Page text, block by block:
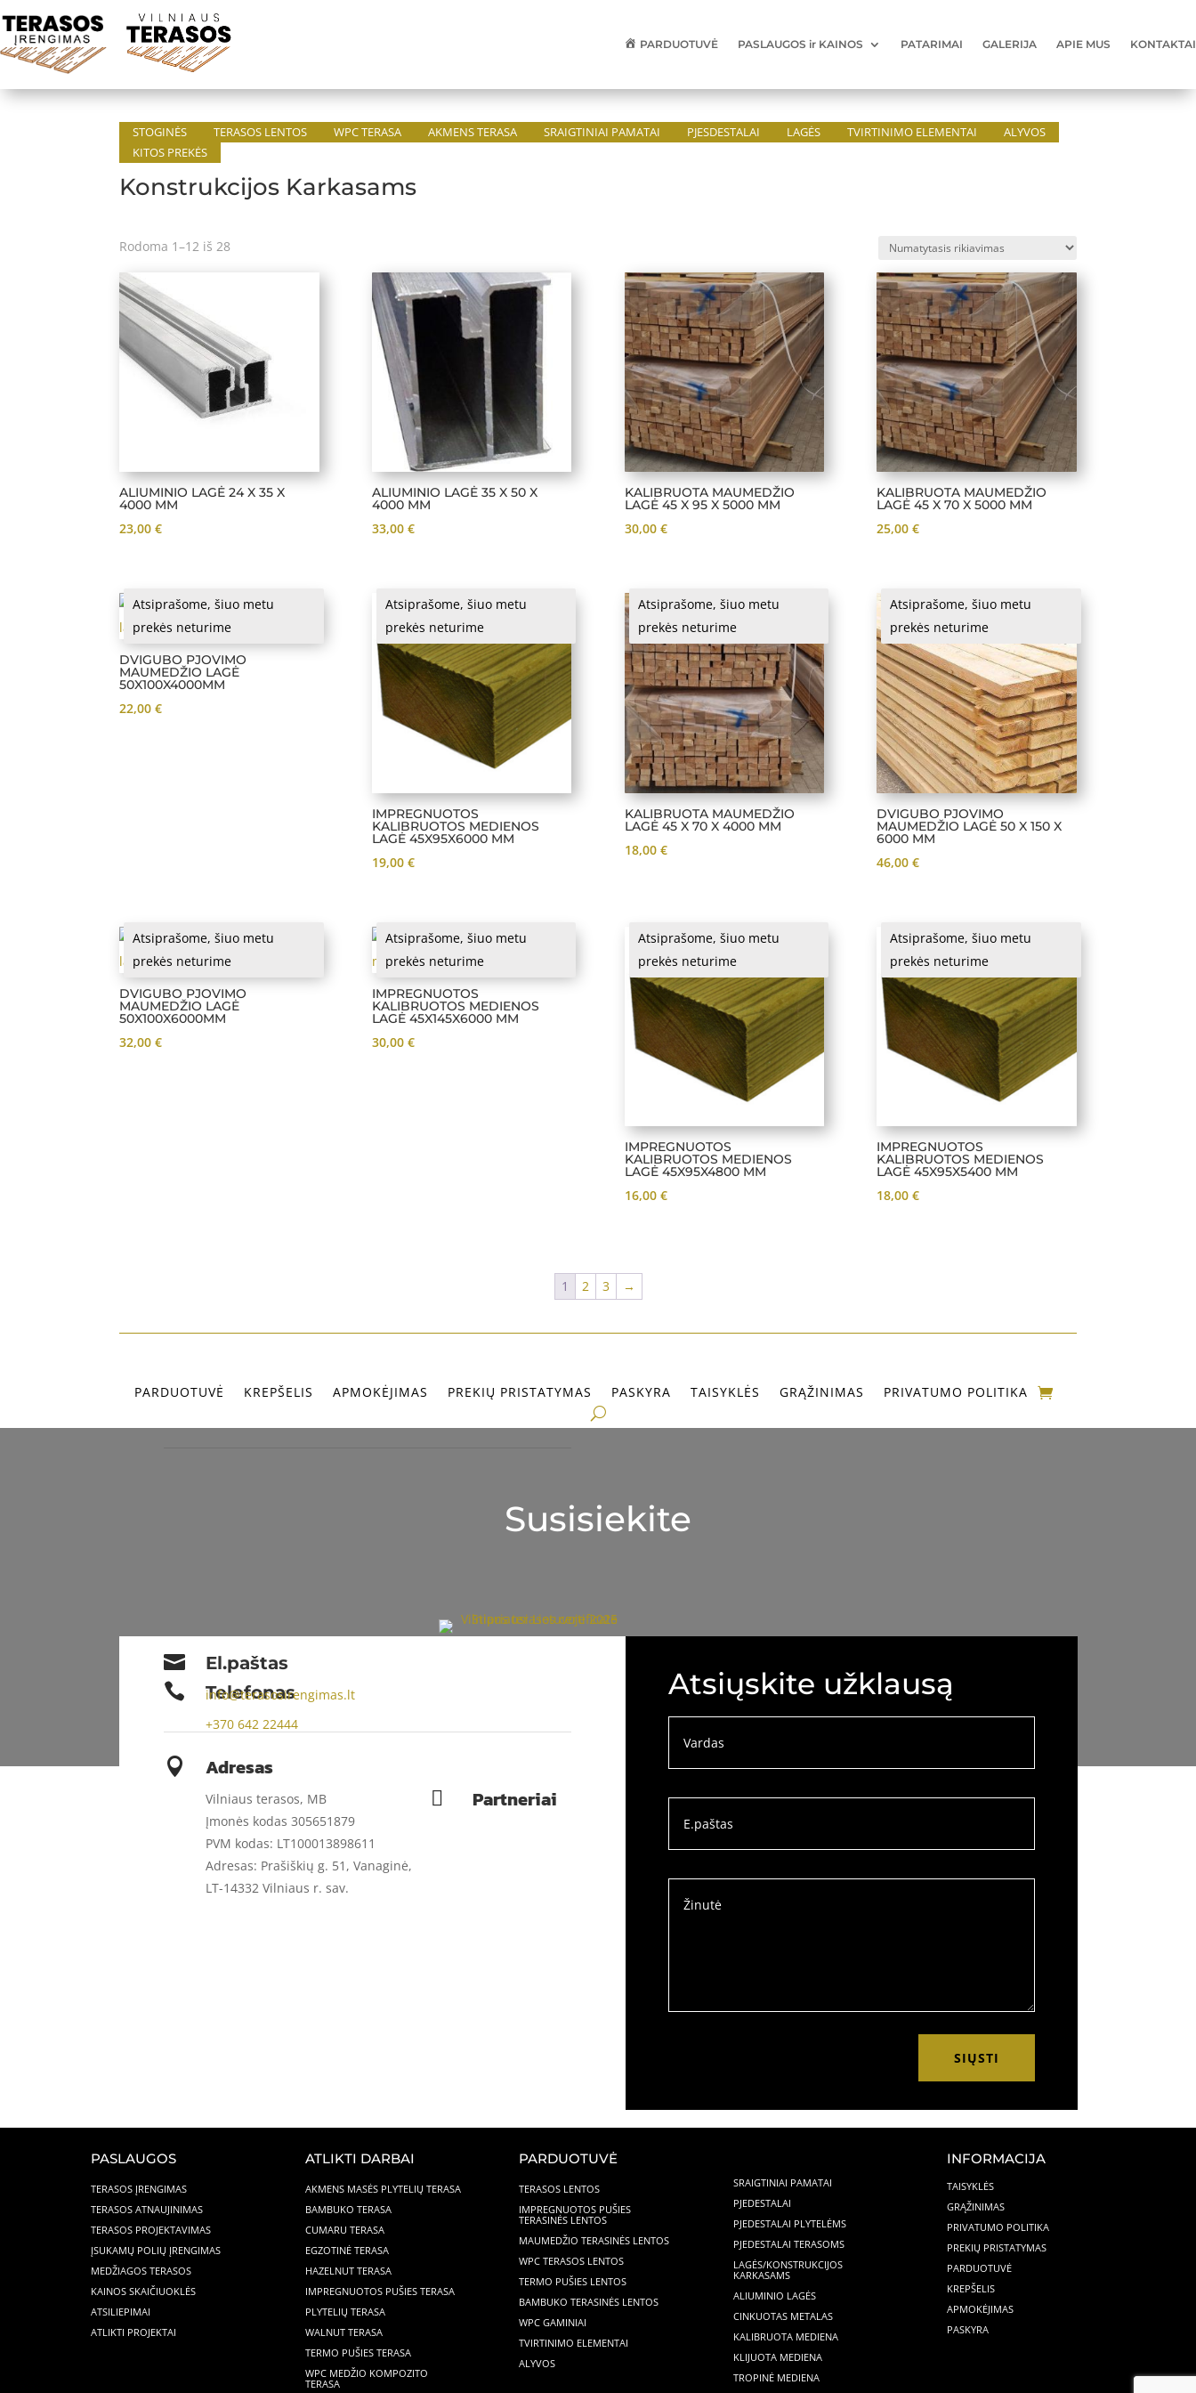
PARDUOTUVĖ PASLAUGOS ir KAINOS PATARIMAI GALERIJA APIE MUS KONTAKTAI
STOGINĖS TERASOS LENTOS WPC TERASA AKMENS TERASA SRAIGTINIAI PAMATAI PJESDESTALAI LAGĖS TVIRTINIMO ELEMENTAI
ALYVOS
KITOS PREKĖS
Konstrukcijos Karkasams
Rodoma 1–12 iš 28
ALIUMINIO LAGĖ 24 X 35 X
4000 MM
23,00€
ALIUMINIO LAGĖ 35 X 50 X
4000 MM
33,00 €
KALIBRUOTA MAUMEDŽIO
LAGĖ 45 X 95 X 5000 MM
30,00 €
KALIBRUOTA MAUMEDŽIO
LAGĖ 45 X 70 X 5000 MM
25,00€
Atsiprašome, šiuo metu
prekės neturime
DVIGUBO PJOVIMO
MAUMEDŽIO LAGĖ
50X100X4000MM
22,00€
Atsiprašome, šiuo metu
prekės neturime
IMPREGNUOTOS
KALIBRUOTOS MEDIENOS
LAGĖ 45X95X6000 MM
19,00 €
Atsiprašome, šiuo metu
prekės neturime
KALIBRUOTA MAUMEDŽIO
LAGĖ 45 X 70 X 4000 MM
18,00 €
Atsiprašome, šiuo metu
prekės neturime
DVIGUBO PJOVIMO
MAUMEDŽIO LAGĖ 50 X 150 X
6000 MM
46,00€
Atsiprašome, šiuo metu
prekės neturime
DVIGUBO PJOVIMO
MAUMEDŽIO LAGĖ
50X100X6000MM
32,00€
Atsiprašome, šiuo metu
prekės neturime
IMPREGNUOTOS
KALIBRUOTOS MEDIENOS
LAGĖ 45X145X6000 MM
30,00 €
Atsiprašome, šiuo metu
prekės neturime
IMPREGNUOTOS
KALIBRUOTOS MEDIENOS
LAGĖ 45X95X4800 MM
16,00 €
Atsiprašome, šiuo metu
prekės neturime
IMPREGNUOTOS
KALIBRUOTOS MEDIENOS
LAGĖ 45X95X5400 MM
18,00€
1 2 3 →
PARDUOTUVĖ KREPŠELIS APMOKĖJIMAS PREKIŲ PRISTATYMAS PASKYRA TAISYKLĖS GRĄŽINIMAS PRIVATUMO POLITIKA
Susisiekite
 Telefonas
+370 642 22444
 El.paštas
info@terasosirengimas.lt
 Adresas
Vilniaus terasos, MB
Įmonės kodas 305651879
PVM kodas: LT100013898611
Adresas: Prašiškių g. 51, Vanaginė,
LT-14332 Vilniaus r. sav.
 Partneriai
Atsiųskite užklausą
SIŲSTI
PASLAUGOS
TERASOS ĮRENGIMAS
TERASOS ATNAUJINIMAS
TERASOS PROJEKTAVIMAS
ĮSUKAMŲ POLIŲ ĮRENGIMAS
MEDŽIAGOS TERASOS
KAINOS SKAIČIUOKLĖS
ATSILIEPIMAI
ATLIKTI PROJEKTAI
ATLIKTI DARBAI
AKMENS MASĖS PLYTELIŲ TERASA
BAMBUKO TERASA
CUMARU TERASA
EGZOTINĖ TERASA
HAZELNUT TERASA
IMPREGNUOTOS PUŠIES TERASA
PLYTELIŲ TERASA
WALNUT TERASA
TERMO PUŠIES TERASA
WPC MEDŽIO KOMPOZITO
TERASA
PARDUOTUVĖ
TERASOS LENTOS
IMPREGNUOTOS PUŠIES
TERASINĖS LENTOS
MAUMEDŽIO TERASINĖS LENTOS
WPC TERASOS LENTOS
TERMO PUŠIES LENTOS
BAMBUKO TERASINĖS LENTOS
WPC GAMINIAI
TVIRTINIMO ELEMENTAI
ALYVOS
SRAIGTINIAI PAMATAI
PJEDESTALAI
PJEDESTALAI PLYTELĖMS
PJEDESTALAI TERASOMS
LAGĖS/KONSTRUKCIJOS
KARKASAMS
ALIUMINIO LAGĖS
CINKUOTAS METALAS
KALIBRUOTA MEDIENA
KLIJUOTA MEDIENA
TROPINĖ MEDIENA
INFORMACIJA
TAISYKLĖS
GRĄŽINIMAS
PRIVATUMO POLITIKA
PREKIŲ PRISTATYMAS
PARDUOTUVĖ
KREPŠELIS
APMOKĖJIMAS
PASKYRA